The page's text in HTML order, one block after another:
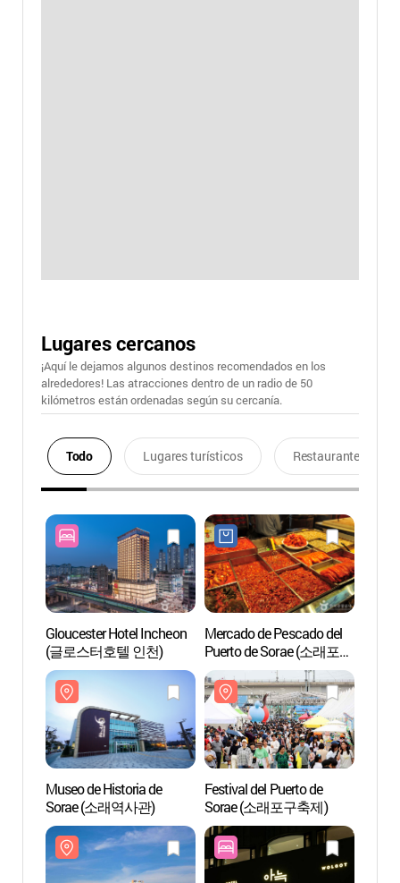
Lugares cercanos
¡Aquí le dejamos algunos destinos recomendados en los
alrededores! Las atracciones dentro de un radio de 50
kilómetros están ordenadas según su cercanía.
Todo Lugares turísticos Restaurantes
Gloucester Hotel Incheon
(글로스터호텔 인천)
Mercado de Pescado del
Puerto de Sorae (소래포구
종합어시장)
Museo de Historia de
Sorae (소래역사관)
Festival del Puerto de
Sorae (소래포구축제)